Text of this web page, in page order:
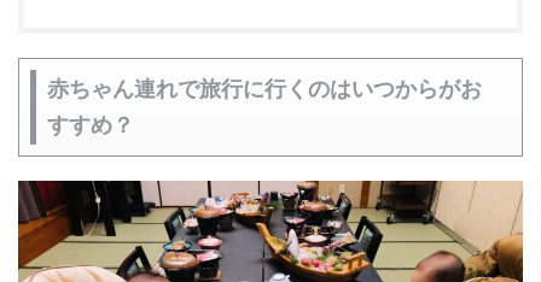
赤ちゃん連れで旅行に行くのはいつからがお
すすめ？